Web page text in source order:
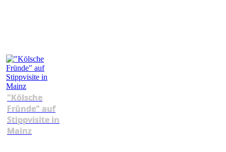
"Kölsche
Fründe" auf
Stippvisite in
Mainz